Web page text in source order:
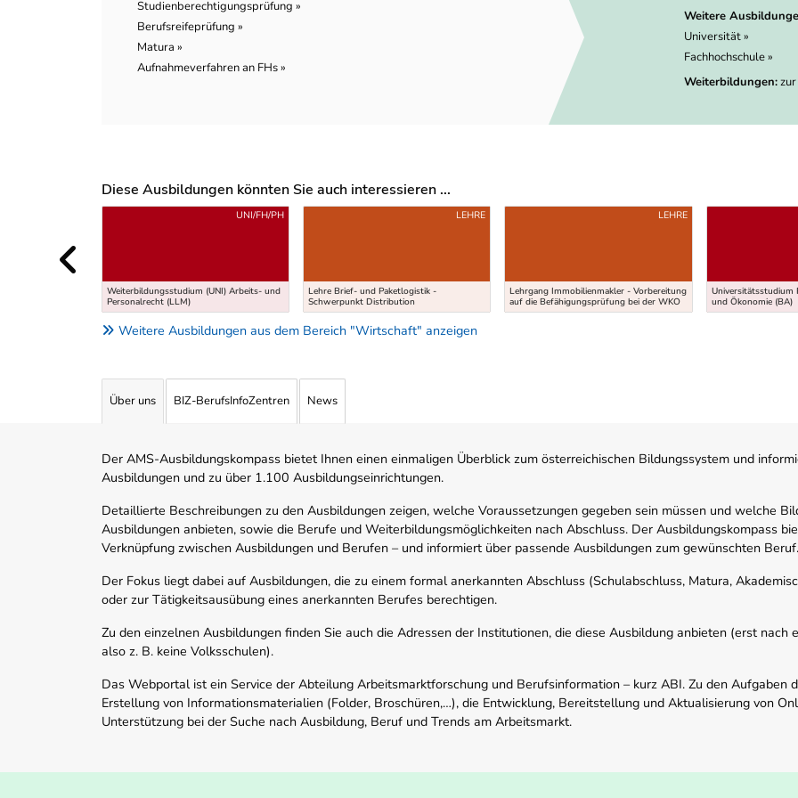
Studienberechtigungsprüfung »
Berufsreifeprüfung »
Matura »
Aufnahmeverfahren an FHs »
Weitere
Universität »
Fachhochschule »
Weiterbildungen:
Diese Ausbildungen könnten Sie auch interessieren ...
Uber weitere Ausbildungsvorschläge
Weiterbildungsstudium (UNI) Arbeits- und
Personalrecht (LLM)
UNI/FH/PH
Lehre Brief- und Paketlogistik -
Schwerpunkt Distribution
LEHRE
Lehrgang Immobilienmakler - Vorbereitung
auf die Befähigungsprüfung bei der WKO
LEHRE
Universitätsstudium
und Ökonomie (BA)
Weitere Ausbildungen aus dem Bereich "Wirtschaft" anzeigen
Über uns BIZ-BerufsInfoZentren News
Der AMS-Ausbildungskompass bietet Ihnen einen einmaligen Überblick zum österreichischen Bildungssystem und
Ausbildungen und zu über 1.100 Ausbildungseinrichtungen.
Detaillierte Beschreibungen zu den Ausbildungen zeigen, welche Voraussetzungen gegeben sein müssen und welche
Ausbildungen anbieten, sowie die Berufe und Weiterbildungsmöglichkeiten nach Abschluss. Der Ausbildungskompass
Verknüpfung zwischen Ausbildungen und Berufen – und informiert über passende Ausbildungen zum gewünschten Beruf.
Der Fokus liegt dabei auf Ausbildungen, die zu einem formal anerkannten Abschluss (Schulabschluss, Matura,
oder zur Tätigkeitsausübung eines anerkannten Berufes berechtigen.
Zu den einzelnen Ausbildungen finden Sie auch die Adressen der Institutionen, die diese Ausbildung anbieten (erst nach
also z. B. keine Volksschulen).
Das Webportal ist ein Service der Abteilung Arbeitsmarktforschung und Berufsinformation – kurz ABI. Zu den Aufgaben
Erstellung von Informationsmaterialien (Folder, Broschüren,…), die Entwicklung, Bereitstellung und Aktualisierung von
Unterstützung bei der Suche nach Ausbildung, Beruf und Trends am Arbeitsmarkt.